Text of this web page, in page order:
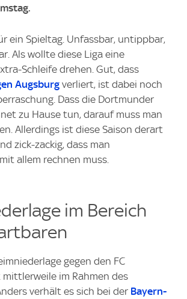
ein Spieltag. Unfassbar, untippbar,
Als wollte diese Liga eine
Schleife drehen. Gut, dass
Augsburg verliert, ist dabei noch
Dass die Dortmunder
zu Hause tun, darauf muss man
Allerdings ist diese Saison derart
zick-zackig, dass man
allem rechnen muss.
im Bereich
gegen den FC
im Rahmen des
verhält es sich bei der Bayern-